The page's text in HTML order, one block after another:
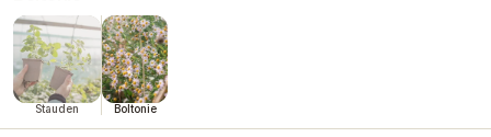
Stauden Boltonie